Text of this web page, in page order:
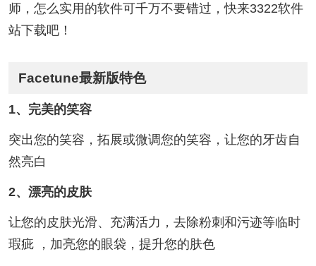
师，怎么实用的软件可千万不要错过，快来3322软件
站下载吧！
Facetune最新版特色
1、完美的笑容
突出您的笑容，拓展或微调您的笑容，让您的牙齿自
然亮白
2、漂亮的皮肤
让您的皮肤光滑、充满活力，去除粉刺和污迹等临时
瑕疵 ，加亮您的眼袋，提升您的肤色